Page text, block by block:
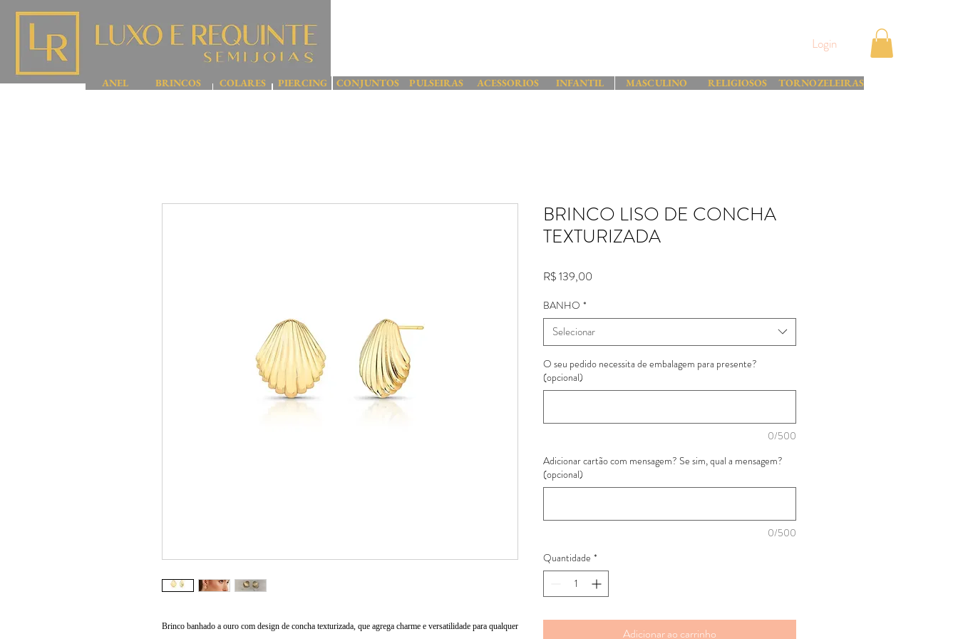
ANEL BRINCOS COLARES PIERCING
Login
CONJUNTOS PULSEIRAS ACESSORIOS INFANTIL MASCULINO RELIGIOSOS TORNOZELEIRAS
Brinco banhado a ouro com design de concha texturizada, que agrega charme e versatilidade para qualquer
BRINCO LISO DE CONCHA
TEXTURIZADA
R$ 139,00
BANHO *
Selecionar
O seu pedido necessita de embalagem para presente?
(opcional)
0/500
Adicionar cartão com mensagem? Se sim, qual a mensagem?
(opcional)
0/500
Quantidade *
Adicionar ao carrinho